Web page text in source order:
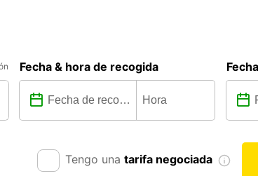
Fecha & hora de recogida
Tengo una tarifa negociada